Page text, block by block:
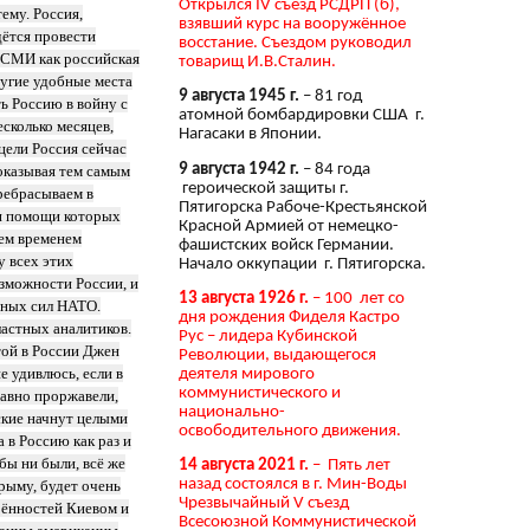
Россия,
провести
СМИ как российская
удобные места
Россию в войну с
месяцев,
Россия сейчас
тем самым
в
помощи которых
временем
всех этих
России, и
сил НАТО.
аналитиков.
в России Джен
удивлюсь, если в
проржавели,
начнут целыми
в Россию как раз и
ни были, всё же
будет очень
Киевом и
Открылся IV съезд РСДРП (б),
взявший курс на вооружённое
восстание. Съездом руководил
товарищ И.В.Сталин.
9 августа 1945 г. – 81 год
атомной бомбардировки США г.
Нагасаки в Японии.
9 августа 1942 г. – 84 года
героической защиты г.
Пятигорска Рабоче-Крестьянской
Красной Армией от немецко-
фашистских войск Германии.
Начало оккупации г. Пятигорска.
13 августа 1926 г. – 100 лет со
дня рождения Фиделя Кастро
Рус – лидера Кубинской
Революции, выдающегося
деятеля мирового
коммунистического и
национально-
освободительного движения.
14 августа 2021 г. – Пять лет
назад состоялся в г. Мин-Воды
Чрезвычайный V съезд
Всесоюзной Коммунистической